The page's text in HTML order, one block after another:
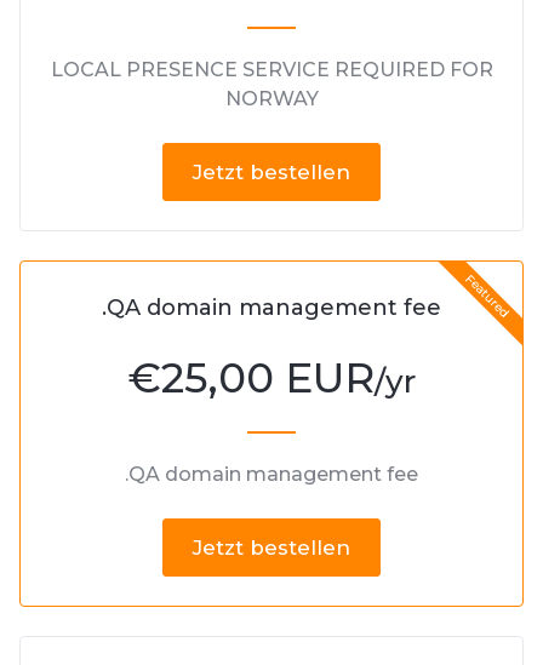
LOCAL PRESENCE SERVICE REQUIRED FOR
NORWAY
Jetzt bestellen
Featured
.QA domain management fee
€25,00 EUR/yr
.QA domain management fee
Jetzt bestellen